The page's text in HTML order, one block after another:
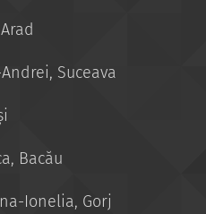
Suceava
Gorj